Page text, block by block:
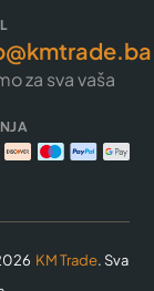
za sva vaša
KM Trade. Sva